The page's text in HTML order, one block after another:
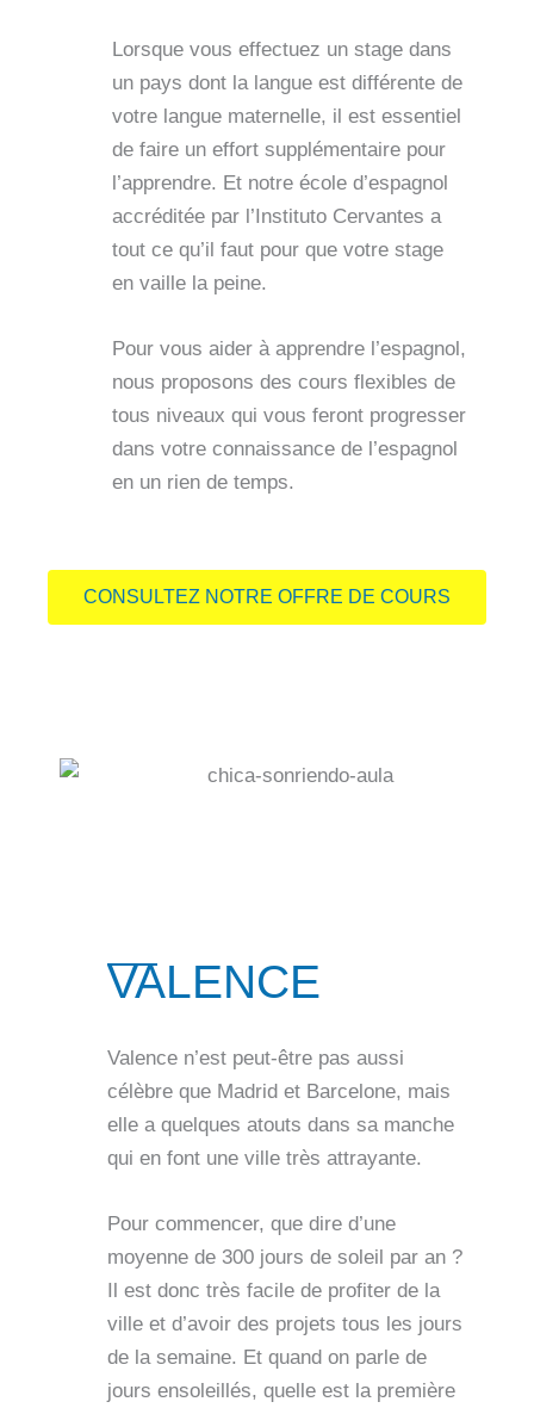
Lorsque vous effectuez un stage dans
un pays dont la langue est différente de
votre langue maternelle, il est essentiel
de faire un effort supplémentaire pour
l’apprendre. Et notre école d’espagnol
accréditée par l’Instituto Cervantes a
tout ce qu’il faut pour que votre stage
en vaille la peine.
Pour vous aider à apprendre l’espagnol,
nous proposons des cours flexibles de
tous niveaux qui vous feront progresser
dans votre connaissance de l’espagnol
en un rien de temps.
CONSULTEZ NOTRE OFFRE DE COURS
VALENCE
Valence n’est peut-être pas aussi
célèbre que Madrid et Barcelone, mais
elle a quelques atouts dans sa manche
qui en font une ville très attrayante.
Pour commencer, que dire d’une
moyenne de 300 jours de soleil par an ?
Il est donc très facile de profiter de la
ville et d’avoir des projets tous les jours
de la semaine. Et quand on parle de
jours ensoleillés, quelle est la première